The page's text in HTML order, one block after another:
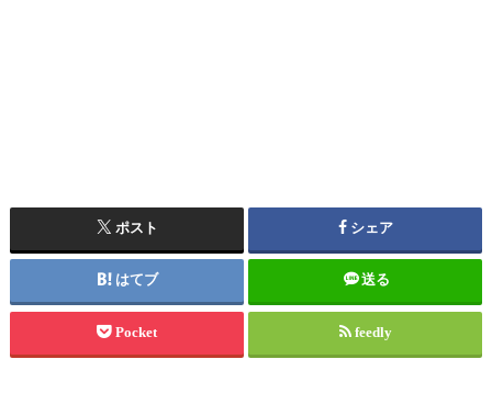
ポスト シェア
はてブ 送る
Pocket feedly